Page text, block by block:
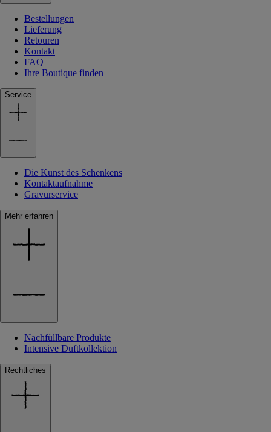
Bestellungen
Lieferung
Retouren
Kontakt
FAQ
Ihre Boutique finden
Service
Die Kunst des Schenkens
Kontaktaufnahme
Gravurservice
Mehr erfahren
Nachfüllbare Produkte
Intensive Duftkollektion
Rechtliches